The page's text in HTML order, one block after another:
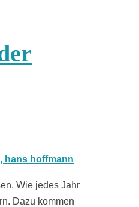
Wie jedes Jahr
Dazu kommen